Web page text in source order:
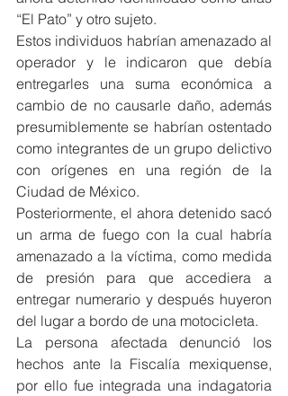
“El Pato” y otro sujeto.
Estos individuos habrían amenazado al
operador y le indicaron que debía
entregarles una suma económica a
cambio de no causarle daño, además
presumiblemente se habrían ostentado
como integrantes de un grupo delictivo
con orígenes en una región de la
Ciudad de México.
Posteriormente, el ahora detenido sacó
un arma de fuego con la cual habría
amenazado a la víctima, como medida
de presión para que accediera a
entregar numerario y después huyeron
del lugar a bordo de una motocicleta.
La persona afectada denunció los
hechos ante la Fiscalía mexiquense,
por ello fue integrada una indagatoria